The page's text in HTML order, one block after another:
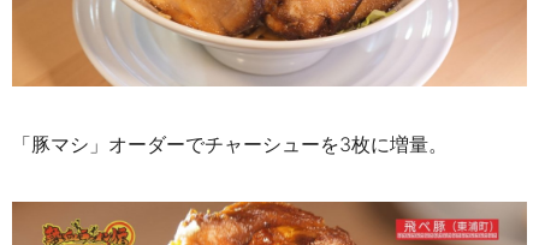
「豚マシ」オーダーでチャーシューを3枚に増量。